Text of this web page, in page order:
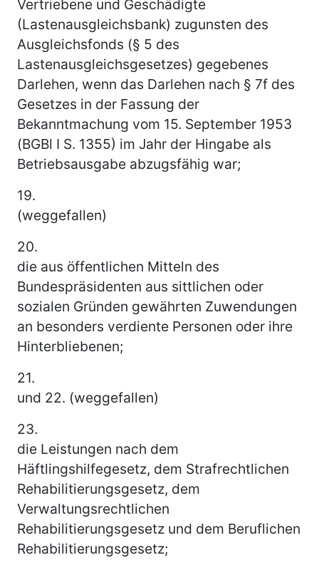
Vertriebene und Geschädigte
(Lastenausgleichsbank) zugunsten des
Ausgleichsfonds (§ 5 des
Lastenausgleichsgesetzes) gegebenes
Darlehen, wenn das Darlehen nach § 7f des
Gesetzes in der Fassung der
Bekanntmachung vom 15. September 1953
(BGBl I S. 1355) im Jahr der Hingabe als
Betriebsausgabe abzugsfähig war;
19.
(weggefallen)
20.
die aus öffentlichen Mitteln des
Bundespräsidenten aus sittlichen oder
sozialen Gründen gewährten Zuwendungen
an besonders verdiente Personen oder ihre
Hinterbliebenen;
21.
und 22. (weggefallen)
23.
die Leistungen nach dem
Häftlingshilfegesetz, dem Strafrechtlichen
Rehabilitierungsgesetz, dem
Verwaltungsrechtlichen
Rehabilitierungsgesetz und dem Beruflichen
Rehabilitierungsgesetz;